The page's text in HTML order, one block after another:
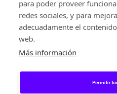
para poder proveer
redes sociales, y para
adecuadamente el
web.
Más información
Permitir